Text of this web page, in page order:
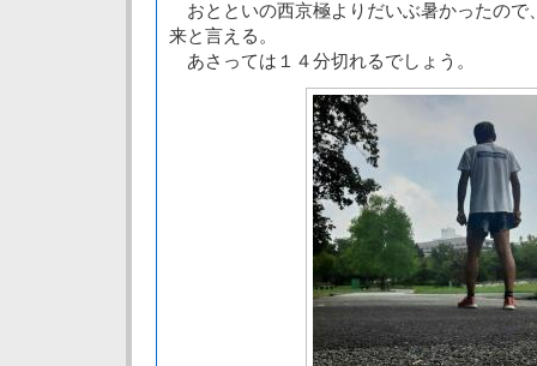
おとといの西京極よりだいぶ暑かったので
来と言える。
あさっては１４分切れるでしょう。